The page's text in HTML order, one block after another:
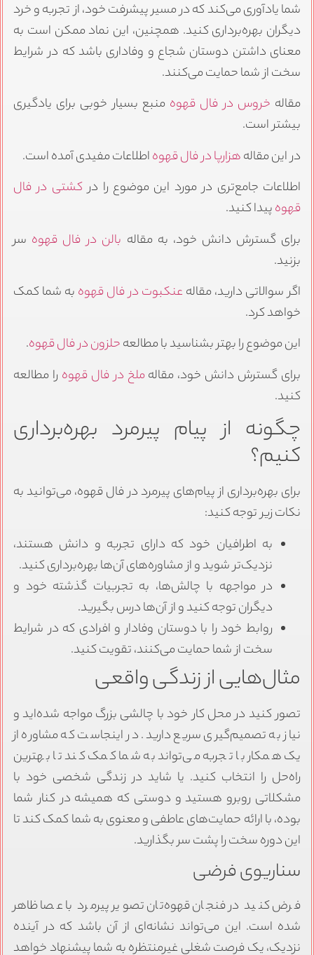
شما یادآوری می‌کند که در مسیر پیشرفت خود، از تجربه و خرد
دیگران بهره‌برداری کنید. همچنین، این نماد ممکن است به
معنای داشتن دوستان شجاع و وفاداری باشد که در شرایط
سخت از شما حمایت می‌کنند.
مقاله خروس در فال قهوهمنبع بسیار خوبی برای یادگیری
بیشتر است.
در این مقالههزارپا در فال قهوهاطلاعات مفیدی آمده است.
اطلاعات جامع‌تری در مورد این موضوع را درکشتی در فال
قهوهپیدا کنید.
برای گسترش دانش خود، به مقاله بالن در فال قهوهسر
بزنید.
اگر سوالاتی دارید، مقاله عنکبوت در فال قهوهبه شما کمک
خواهد کرد.
این موضوع را بهتر بشناسید با مطالعهحلزون در فال قهوه.
برای گسترش دانش خود، مقالهملخ در فال قهوهرا مطالعه
کنید.
چگونه از پیام پیرمرد بهره‌برداری
کنیم؟
برای بهره‌برداری از پیام‌های پیرمرد در فال قهوه، می‌توانید به
نکات زیر توجه کنید:
به اطرافیان خود که دارای تجربه و دانش هستند،
نزدیک‌تر شوید و از مشاوره‌های آن‌ها بهره‌برداری کنید.
در مواجهه با چالش‌ها، به تجربیات گذشته خود و
دیگران توجه کنید و از آن‌ها درس بگیرید.
روابط خود را با دوستان وفادار و افرادی که در شرایط
سخت از شما حمایت می‌کنند، تقویت کنید.
مثال‌هایی از زندگی واقعی
تصور کنید در محل کار خود با چالشی بزرگ مواجه شده‌اید و
نیاز به تصمیم‌گیری سریع دارید. در اینجاست که مشاوره از
یک همکار با تجربه می‌تواند به شما کمک کند تا بهترین
راه‌حل را انتخاب کنید. یا شاید در زندگی شخصی خود با
مشکلاتی روبرو هستید و دوستی که همیشه در کنار شما
بوده، با ارائه حمایت‌های عاطفی و معنوی به شما کمک کند تا
این دوره سخت را پشت سر بگذارید.
سناریوی فرضی
فرض کنید در فنجان قهوه‌تان تصویر پیرمرد با عصا ظاهر
شده است. این می‌تواند نشانه‌ای از آن باشد که در آینده
نزدیک، یک فرصت شغلی غیرمنتظره به شما پیشنهاد خواهد